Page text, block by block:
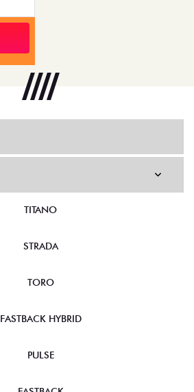
TITANO
STRADA
TORO
FASTBACK HYBRID
PULSE